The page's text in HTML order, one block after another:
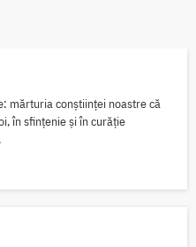
mărturia conștiinței noastre că
în sfințenie și în curăție